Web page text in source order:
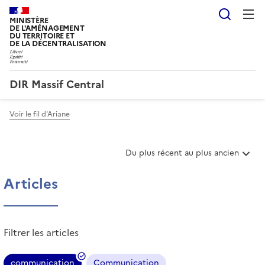
MINISTÈRE
DE L'AMÉNAGEMENT
DU TERRITOIRE ET
DE LA DÉCENTRALISATION
DIR Massif Central
Voir le fil d'Ariane
T
Du plus récent au plus ancien
Articles
Filtrer les articles